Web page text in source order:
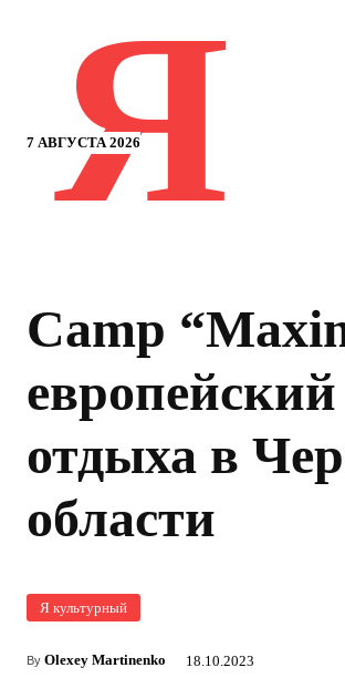
7 АВГУСТА 2026
Я
Camp
отдыха в
области
Я культурный
By Olexey Martinenko 18.10.2023